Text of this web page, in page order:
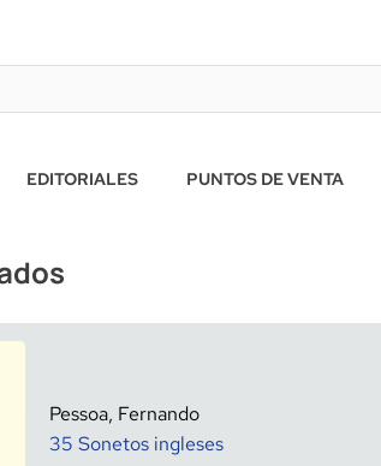
EDITORIALES PUNTOS DE VENTA
Pessoa, Fernando
35 Sonetos ingleses